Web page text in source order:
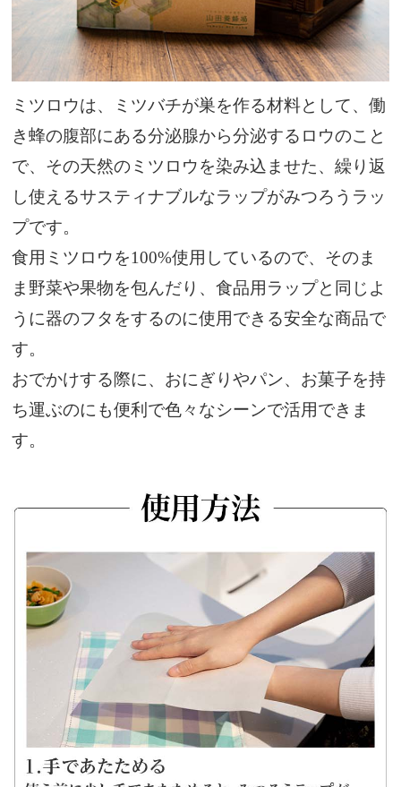
ミツロウは、ミツバチが巣を作る材料として、働
き蜂の腹部にある分泌腺から分泌するロウのこと
で、その天然のミツロウを染み込ませた、繰り返
し使えるサスティナブルなラップがみつろうラッ
プです。
食用ミツロウを100%使用しているので、そのま
ま野菜や果物を包んだり、食品用ラップと同じよ
うに器のフタをするのに使用できる安全な商品で
す。
おでかけする際に、おにぎりやパン、お菓子を持
ち運ぶのにも便利で色々なシーンで活用できま
す。